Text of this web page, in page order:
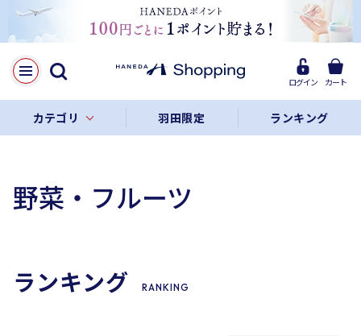
ログイン カート
カテゴリ 羽田限定 ランキング
野菜・フルーツ
ランキング RANKING